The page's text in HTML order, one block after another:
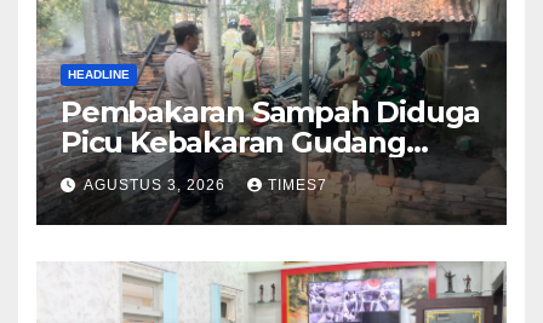
HEADLINE
Pembakaran Sampah Diduga
Picu Kebakaran Gudang
Furniture di Kebumen
AGUSTUS 3, 2026 TIMES7